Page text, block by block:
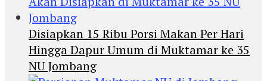
Disiapkan 15 Ribu Porsi Makan Per Hari
Hingga Dapur Umum di Muktamar ke 35
NU Jombang